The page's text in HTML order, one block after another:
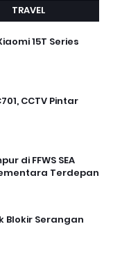
TRAVEL
15T Series
CCTV Pintar
di FFWS SEA
Terdepan
Blokir Serangan